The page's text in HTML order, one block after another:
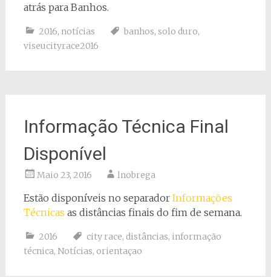
atrás para Banhos.
2016, notícias banhos, solo duro,
viseucityrace2016
Informação Técnica Final
Disponível
Maio 23, 2016 lnobrega
Estão disponíveis no separador Informações
Técnicas as distâncias finais do fim de semana.
2016 city race, distâncias, informação
técnica, Notícias, orientaçao